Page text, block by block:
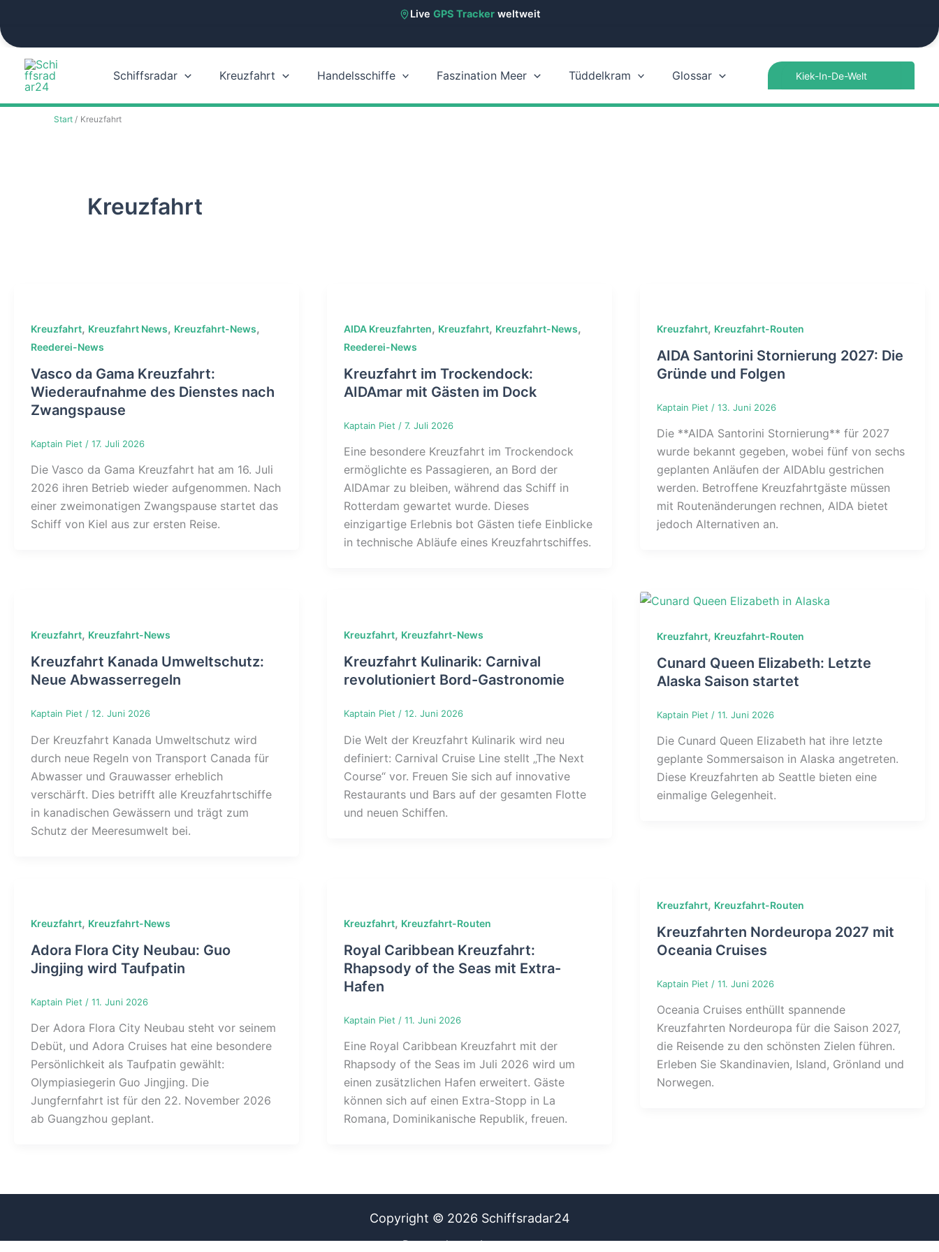
Live GPS Trackerweltweit
Zum
springen
Schiffsradar Kreuzfahrt Handelsschiffe Faszination Meer Tüddelkram Glossar
Start Kreuzfahrt
Kreuzfahrt
Kreuzfahrt, Kreuzfahrt News, Kreuzfahrt-News,
Reederei-News
Vasco da Gama Kreuzfahrt:
Wiederaufnahme des Dienstes nach
Zwangspause
Kaptain Piet / 17. Juli 2026
Die Vasco da Gama Kreuzfahrt hat am 16. Juli
2026 ihren Betrieb wieder aufgenommen. Nach
einer zweimonatigen Zwangspause startet das
Schiff von Kiel aus zur ersten Reise.
AIDA Kreuzfahrten, Kreuzfahrt, Kreuzfahrt-News,
Reederei-News
Kreuzfahrt im Trockendock:
AIDAmar mit Gästen im Dock
Kaptain Piet / 7. Juli 2026
Eine besondere Kreuzfahrt im Trockendock
ermöglichte es Passagieren, an Bord der
AIDAmar zu bleiben, während das Schiff in
Rotterdam gewartet wurde. Dieses
einzigartige Erlebnis bot Gästen tiefe Einblicke
in technische Abläufe eines Kreuzfahrtschiffes.
Kreuzfahrt, Kreuzfahrt-Routen
AIDA Santorini Stornierung 2027: Die
Gründe und Folgen
Kaptain Piet / 13. Juni 2026
Die **AIDA Santorini Stornierung** für 2027
wurde bekannt gegeben, wobei fünf von sechs
geplanten Anläufen der AIDAblu gestrichen
werden. Betroffene Kreuzfahrtgäste müssen
mit Routenänderungen rechnen, AIDA bietet
jedoch Alternativen an.
Kreuzfahrt, Kreuzfahrt-News
Kreuzfahrt Kanada Umweltschutz:
Neue Abwasserregeln
Kaptain Piet / 12. Juni 2026
Der Kreuzfahrt Kanada Umweltschutz wird
durch neue Regeln von Transport Canada für
Abwasser und Grauwasser erheblich
verschärft. Dies betrifft alle Kreuzfahrtschiffe
in kanadischen Gewässern und trägt zum
Schutz der Meeresumwelt bei.
Kreuzfahrt, Kreuzfahrt-News
Kreuzfahrt Kulinarik: Carnival
revolutioniert Bord-Gastronomie
Kaptain Piet / 12. Juni 2026
Die Welt der Kreuzfahrt Kulinarik wird neu
definiert: Carnival Cruise Line stellt „The Next
Course“ vor. Freuen Sie sich auf innovative
Restaurants und Bars auf der gesamten Flotte
und neuen Schiffen.
Kreuzfahrt, Kreuzfahrt-Routen
Cunard Queen Elizabeth: Letzte
Alaska Saison startet
Kaptain Piet / 11. Juni 2026
Die Cunard Queen Elizabeth hat ihre letzte
geplante Sommersaison in Alaska angetreten.
Diese Kreuzfahrten ab Seattle bieten eine
einmalige Gelegenheit.
Kreuzfahrt, Kreuzfahrt-News
Adora Flora City Neubau: Guo
Jingjing wird Taufpatin
Kaptain Piet / 11. Juni 2026
Der Adora Flora City Neubau steht vor seinem
Debüt, und Adora Cruises hat eine besondere
Persönlichkeit als Taufpatin gewählt:
Olympiasiegerin Guo Jingjing. Die
Jungfernfahrt ist für den 22. November 2026
ab Guangzhou geplant.
Kreuzfahrt, Kreuzfahrt-Routen
Royal Caribbean Kreuzfahrt:
Rhapsody of the Seas mit Extra-
Hafen
Kaptain Piet / 11. Juni 2026
Eine Royal Caribbean Kreuzfahrt mit der
Rhapsody of the Seas im Juli 2026 wird um
einen zusätzlichen Hafen erweitert. Gäste
können sich auf einen Extra-Stopp in La
Romana, Dominikanische Republik, freuen.
Kreuzfahrt, Kreuzfahrt-Routen
Kreuzfahrten Nordeuropa 2027 mit
Oceania Cruises
Kaptain Piet / 11. Juni 2026
Oceania Cruises enthüllt spannende
Kreuzfahrten Nordeuropa für die Saison 2027,
die Reisende zu den schönsten Zielen führen.
Erleben Sie Skandinavien, Island, Grönland und
Norwegen.
Copyright © 2026 Schiffsradar24
Datenschutz Impressum